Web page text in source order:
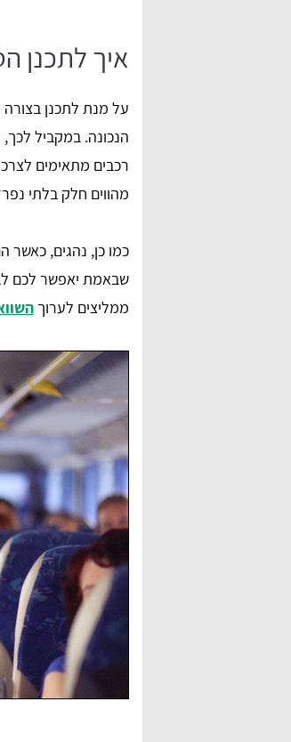
איך לתכנן
על מנת לתכנן
הנכונה. במקביל
רכבים מתאימים
מהווים חלק בלתי
כמו כן, נהגים, כאשר
שבאמת יאפשר לכם
ממליצים לערוך
anna lipaz
שירות מדהים ומאוד אדיבים
דרכם הסעה לאירוע, תודה רבה על